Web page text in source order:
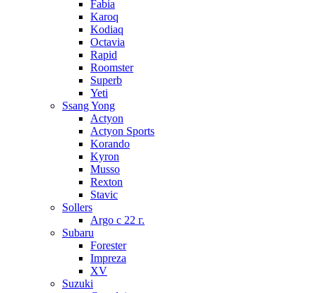
Fabia
Karoq
Kodiaq
Octavia
Rapid
Roomster
Superb
Yeti
Ssang Yong
Actyon
Actyon Sports
Korando
Kyron
Musso
Rexton
Stavic
Sollers
Argo с 22 г.
Subaru
Forester
Impreza
XV
Suzuki